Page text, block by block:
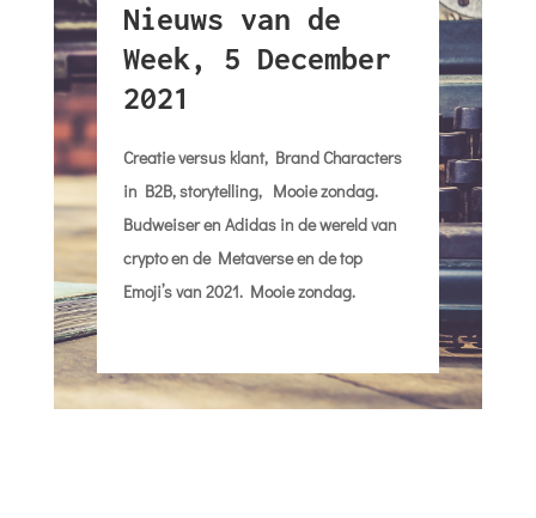
Nieuws van de
Week, 5 December
2021
Creatie versus klant, Brand Characters
in B2B, storytelling, Mooie zondag.
Budweiser en Adidas in de wereld van
crypto en de Metaverse en de top
Emoji’s van 2021. Mooie zondag.